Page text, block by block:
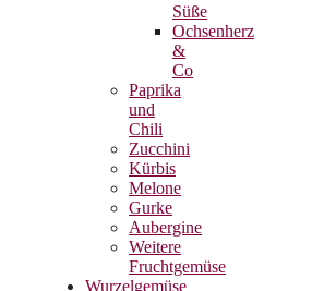
Süße
Ochsenherz
&
Co
Paprika
und
Chili
Zucchini
Kürbis
Melone
Gurke
Aubergine
Weitere
Fruchtgemüse
Wurzelgemüse